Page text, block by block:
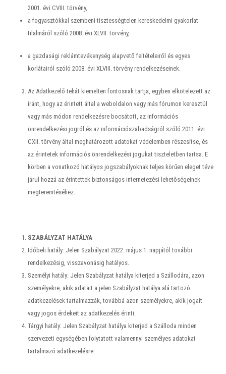
2001. évi CVIII. törvény,
a fogyasztókkal szembeni tisztességtelen kereskedelmi gyakorlat
tilalmáról szóló 2008. évi XLVII. törvény,
a gazdasági reklámtevékenység alapvető feltételeiről és egyes
korlátairól szóló 2008. évi XLVIII. törvény rendelkezéseinek.
Az Adatkezelő tehát kiemelten fontosnak tartja, egyben elkötelezett az
iránt, hogy az érintett által a weboldalon vagy más fórumon keresztül
vagy más módon rendelkezésre bocsátott, az információs
önrendelkezési jogról és az információszabadságról szóló 2011. évi
CXII. törvény által meghatározott adatokat védelemben részesítse, és
az érintetek információs önrendelkezési jogukat tiszteletben tartsa. E
körben a vonatkozó hatályos jogszabályoknak teljes körűen eleget téve
járul hozzá az érintettek biztonságos internetezési lehetőségeinek
megteremtéséhez.
SZABÁLYZAT HATÁLYA
Időbeli hatály: Jelen Szabályzat 2022. május 1. napjától további
rendelkezésig, visszavonásig hatályos.
Személyi hatály: Jelen Szabályzat hatálya kiterjed a Szállodára, azon
személyekre, akik adatait a jelen Szabályzat hatálya alá tartozó
adatkezelések tartalmazzák, továbbá azon személyekre, akik jogait
vagy jogos érdekeit az adatkezelés érinti.
Tárgyi hatály: Jelen Szabályzat hatálya kiterjed a Szálloda minden
szervezeti egységében folytatott valamennyi személyes adatokat
tartalmazó adatkezelésre.